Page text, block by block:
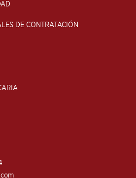
DE CONTRATACIÓN